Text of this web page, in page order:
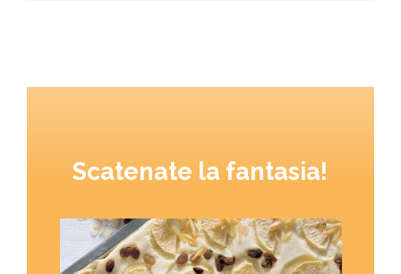
Scatenate la fantasia!